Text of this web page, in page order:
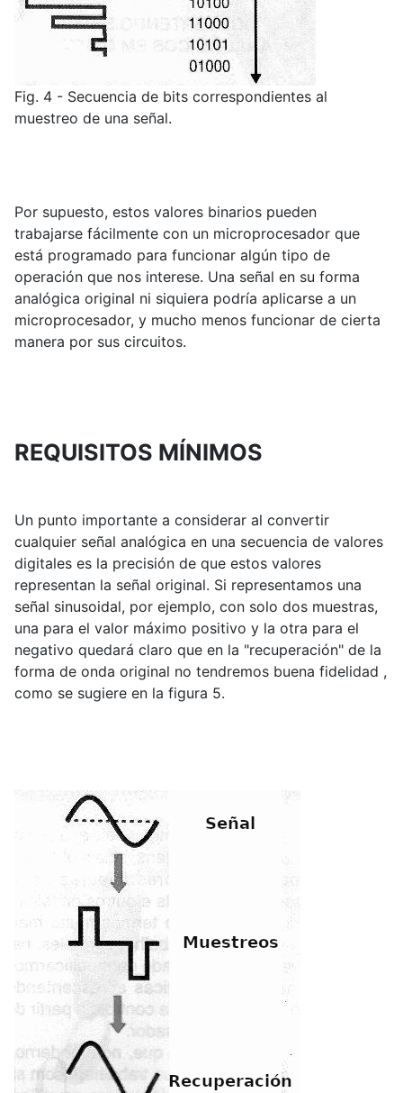
Fig. 4 - Secuencia de bits correspondientes al
muestreo de una señal.
Por supuesto, estos valores binarios pueden
trabajarse fácilmente con un microprocesador que
está programado para funcionar algún tipo de
operación que nos interese. Una señal en su forma
analógica original ni siquiera podría aplicarse a un
microprocesador, y mucho menos funcionar de cierta
manera por sus circuitos.
REQUISITOS MÍNIMOS
Un punto importante a considerar al convertir
cualquier señal analógica en una secuencia de valores
digitales es la precisión de que estos valores
representan la señal original. Si representamos una
señal sinusoidal, por ejemplo, con solo dos muestras,
una para el valor máximo positivo y la otra para el
negativo quedará claro que en la "recuperación" de la
forma de onda original no tendremos buena fidelidad ,
como se sugiere en la figura 5.